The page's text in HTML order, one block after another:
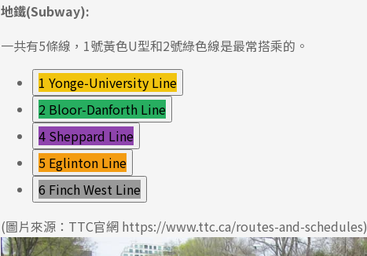
熱門搜尋： 護理 加拿大RO 任意門 遊學團
地鐵(Subway):
一共有5條線，1號黃色U型和2號綠色線是最常搭乘的。
1 Yonge-University Line
2 Bloor-Danforth Line
4 Sheppard Line
5 Eglinton Line
6 Finch West Line
(圖片來源：TTC官網 https://www.ttc.ca/routes-and-schedules)